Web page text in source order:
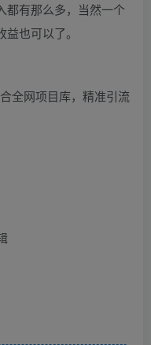
都有那么多，当然一个
也可以了。